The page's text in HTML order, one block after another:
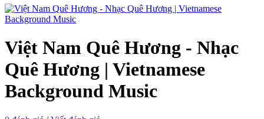
Việt Nam Quê Hương - Nhạc
Quê Hương | Vietnamese
Background Music